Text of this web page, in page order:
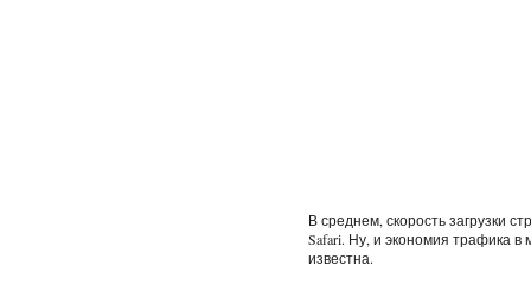
В среднем, скорость загрузки
Safari. Ну, и экономия трафика
известна.